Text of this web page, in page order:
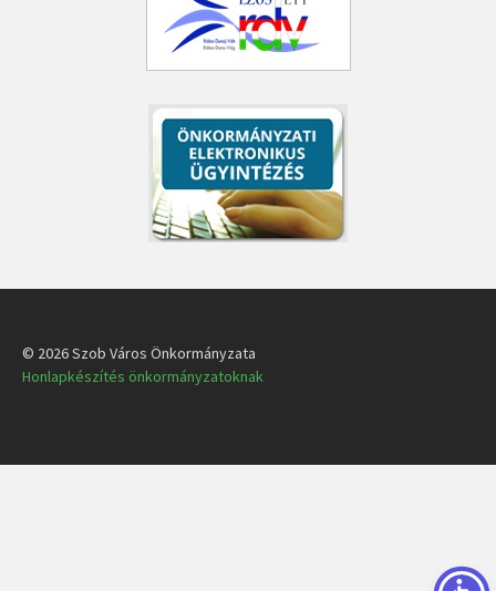
© 2026 Szob Város Önkormányzata
Honlapkészítés önkormányzatoknak